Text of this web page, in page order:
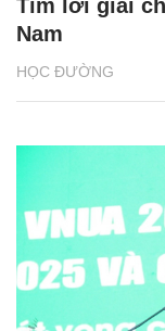
HỌC ĐƯỜNG
Tìm lời giải
Nam